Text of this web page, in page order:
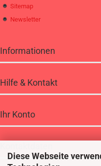
Diese Webseite
Sitemap
Newsletter
Informationen
Hilfe & Kontakt
Ihr Konto